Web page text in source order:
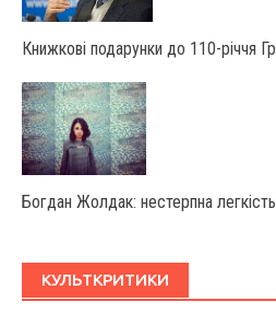
Книжкові подарунки до 110-річчя
Богдан Жолдак: нестерпна
КУЛЬТКРИТИКИ